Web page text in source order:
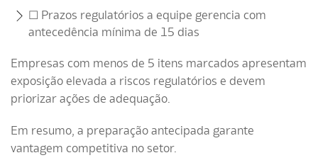
☐ Prazos regulatórios a equipe gerencia com
antecedência mínima de 15 dias
Empresas com menos de 5 itens marcados apresentam
exposição elevada a riscos regulatórios e devem
priorizar ações de adequação.
Em resumo, a preparação antecipada garante
vantagem competitiva no setor.